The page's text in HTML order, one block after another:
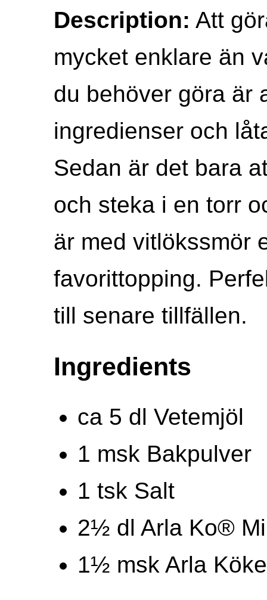
Description: Att
mycket enklare än
du behöver göra är
ingredienser och
Sedan är det bara
och steka i en torr
är med vitlökssmör
favorittopping.
till senare tillfällen.
Ingredients
ca 5 dl Vetemjöl
1 msk Bakpulver
1 tsk Salt
2½ dl Arla Ko®
1½ msk Arla